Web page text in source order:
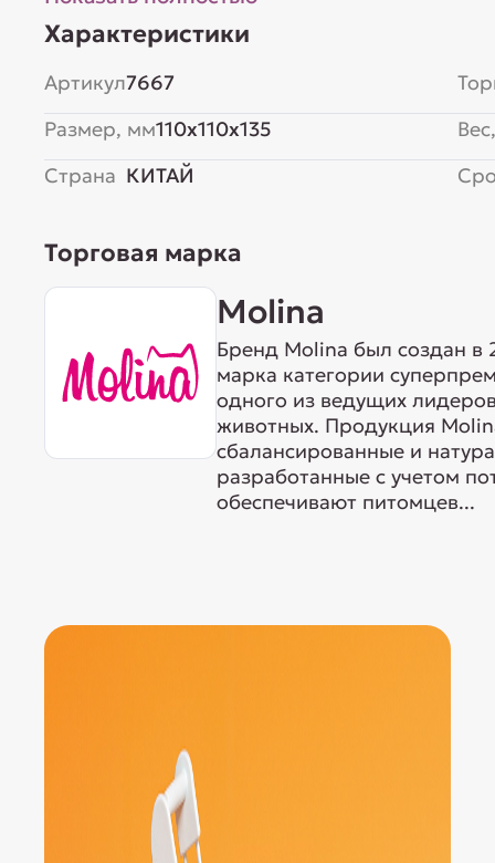
веществ: белок 26%,...
Характеристики
Артикул7667
Размер, мм110x110x135
Страна КИТАЙ
Торговая марка
Molina
Бренд Molina был создан в
марка категории
одного из ведущих
животных. Продукция
сбалансированные и
разработанные с учетом
обеспечивают питомцев...